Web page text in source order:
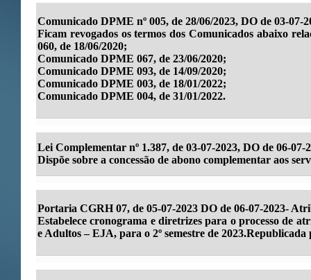
Comunicado DPME nº 005, de 28/06/2023, DO de 03-07-
Ficam revogados os termos dos Comunicados abaixo
060, de 18/06/2020;
Comunicado DPME 067, de 23/06/2020;
Comunicado DPME 093, de 14/09/2020;
Comunicado DPME 003, de 18/01/2022;
Comunicado DPME 004, de 31/01/2022.
Lei Complementar nº 1.387, de 03-07-2023, DO de 06-
Dispõe sobre a concessão de abono complementar aos
Portaria CGRH 07, de 05-07-2023 DO de 06-07-2023-
Estabelece cronograma e diretrizes para o processo de
e Adultos – EJA, para o 2º semestre de